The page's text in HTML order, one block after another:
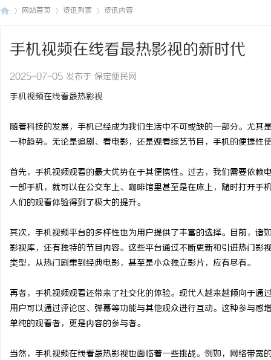
网站首页 资讯列表 资讯内容
手机视频在线看最热影视的新时代
2025-07-05 发布于 保定便民网
手机视频在线看最热影视
随着科技的发展，手机已经成为我们生活中不可或缺的一部分。尤
一种趋势。无论是追剧、看电影，还是观看综艺节目，手机的便捷性
首先，手机视频观看的最大优势在于其便携性。过去，我们需要依
一部手机，就可以在公交车上、咖啡馆里甚至是在床上，随时打开
人们的观看体验得到了极大的提升。
其次，手机视频平台的多样性也为用户提供了丰富的选择。目前，
影视库，还有独特的节目内容。这些平台通过不断更新和引进热门
类型，从热门剧集到经典电影，甚至是小众独立影片，应有尽有。
再者，手机视频观看还带来了社交化的体验。现代人越来越倾向于
用户可以通过评论区、弹幕等功能与其他观众进行互动。这种参与
单纯的观看者，更是内容的参与者。
当然，手机视频在线看最热影视也面临着一些挑战。例如，网络带